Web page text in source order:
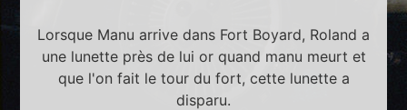
Lorsque Manu arrive dans Fort Boyard, Roland a
une lunette près de lui or quand manu meurt et
que l'on fait le tour du fort, cette lunette a
disparu.